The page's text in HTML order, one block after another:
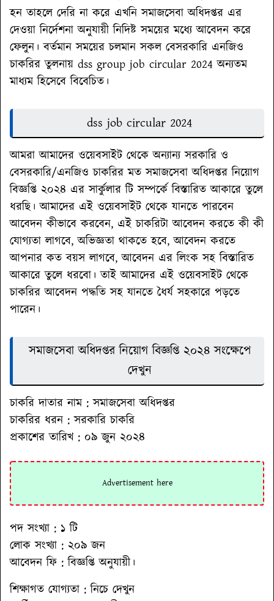
হন তাহলে দেরি না করে এখনি সমাজসেবা অধিদপ্তর এর
দেওয়া নির্দেশনা অনুযায়ী নিদিষ্ট সময়ের মধ্যে আবেদন করে
ফেলুন। বর্তমান সময়ের চলমান সকল বেসরকারি এনজিও
চাকরির তুলনায় dss group job circular 2024 অন্যতম
মাধ্যম হিসেবে বিবেচিত।
dss job circular 2024
আমরা আমাদের ওয়েবসাইট থেকে অন্যান্য সরকারি ও
বেসরকারি/এনজিও চাকরির মত সমাজসেবা অধিদপ্তর নিয়োগ
বিজ্ঞপ্তি ২০২৪ এর সার্কুলার টি সম্পর্কে বিস্তারিত আকারে তুলে
ধরছি। আমাদের এই ওয়েবসাইট থেকে যানতে পারবেন
আবেদন কীভাবে করবেন, এই চাকরিটা আবেদন করতে কী কী
যোগ্যতা লাগবে, অভিজ্ঞতা থাকতে হবে, আবেদন করতে
আপনার কত বয়স লাগবে, আবেদন এর লিংক সহ বিস্তারিত
আকারে তুলে ধরবো। তাই আমাদের এই ওয়েবসাইট থেকে
চাকরির আবেদন পদ্ধতি সহ যানতে ধৈর্য সহকারে পড়তে
পারেন।
সমাজসেবা অধিদপ্তর নিয়োগ বিজ্ঞপ্তি ২০২৪ সংক্ষেপে
দেখুন
চাকরি দাতার নাম: সমাজসেবা অধিদপ্তর
চাকরির ধরন : সরকারি চাকরি
প্রকাশের তারিখ: ০৯ জুন ২০২৪
পদ সংখ্যা : ১ টি
লোক সংখ্যা : ২০৯ জন
আবেদন ফি : বিজ্ঞপ্তি অনুযায়ী।
শিক্ষাগত যোগ্যতা : নিচে দেখুন